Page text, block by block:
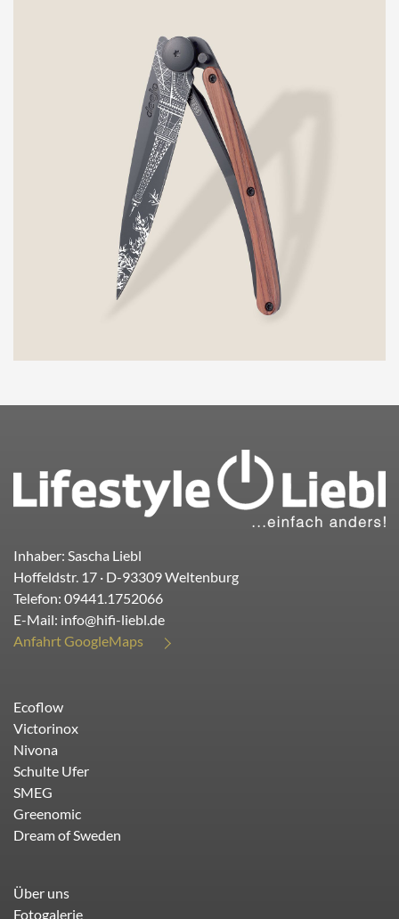
Inhaber: Sascha Liebl
Hoffeldstr. 17 · D-93309Weltenburg
Telefon: 09441.1752066
E-Mail: info@hifi-liebl.de
Anfahrt GoogleMaps
Ecoflow
Victorinox
Nivona
Schulte Ufer
SMEG
Greenomic
Dream of Sweden
Über uns
Fotogalerie